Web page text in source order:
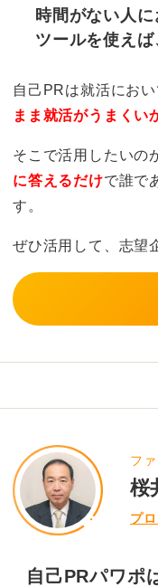
かイメージできるデ
構成についてはこれ
しかし、口頭や文
この構成からスター
理にさせて、その後
う。
なんと言ってもパワ
てきますので、相手
0
時間がない人に
ツールを使え
自己PRは就活にお
まま就活がうまくい
そこで活用したいの
に答えるだけで誰で
す。
ぜひ活用して、志望
フ
桜
プ
自己PRパワポ